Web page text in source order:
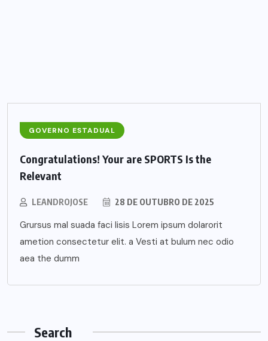
GOVERNO ESTADUAL
Congratulations! Your are SPORTS Is the
Relevant
LEANDROJOSE 28 DE OUTUBRO DE 2025
Grursus mal suada faci lisis Lorem ipsum dolarorit
ametion consectetur elit. a Vesti at bulum nec odio
aea the dumm
Search